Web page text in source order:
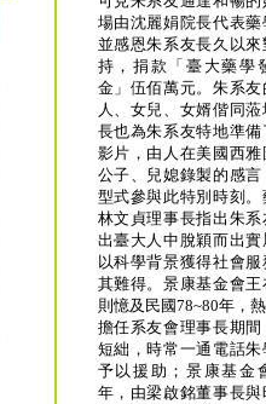
場由沈麗娟院長代表藥
並感恩朱系友長久以
持，捐款「臺大藥學
金」伍佰萬元。朱系
人、女兒、女婿偕同
長也為朱系友特地準
影片，由人在美國西
公子、兒媳錄製的感
型式參與此特別時刻
林文貞理事長指出朱
出臺大人中脫穎而出
以科學背景獲得社會
其難得。景康基金會
則憶及民國78~80年，
擔任系友會理事長期
短絀，時常一通電話
予以援助；景康基金
年，由梁啟銘董事長